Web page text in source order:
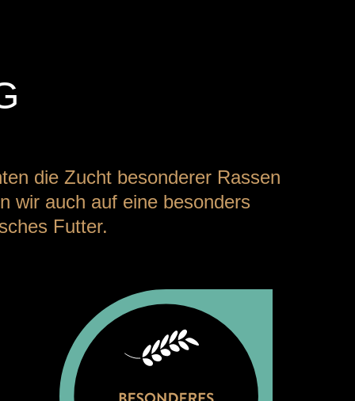
die Zucht besonderer Rassen
wir auch auf eine besonders
Futter.